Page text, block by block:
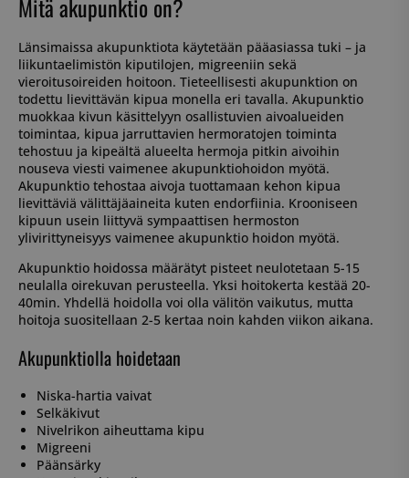
Mitä akupunktio on?
Länsimaissa akupunktiota käytetään pääasiassa tuki – ja
liikuntaelimistön kiputilojen, migreeniin sekä
vieroitusoireiden hoitoon. Tieteellisesti akupunktion on
todettu lievittävän kipua monella eri tavalla. Akupunktio
muokkaa kivun käsittelyyn osallistuvien aivoalueiden
toimintaa, kipua jarruttavien hermoratojen toiminta
tehostuu ja kipeältä alueelta hermoja pitkin aivoihin
nouseva viesti vaimenee akupunktiohoidon myötä.
Akupunktio tehostaa aivoja tuottamaan kehon kipua
lievittäviä välittäjäaineita kuten endorfiinia. Krooniseen
kipuun usein liittyvä sympaattisen hermoston
ylivirittyneisyys vaimenee akupunktio hoidon myötä.
Akupunktio hoidossa määrätyt pisteet neulotetaan 5-15
neulalla oirekuvan perusteella. Yksi hoitokerta kestää 20-
40min. Yhdellä hoidolla voi olla välitön vaikutus, mutta
hoitoja suositellaan 2-5 kertaa noin kahden viikon aikana.
Akupunktiolla hoidetaan
Niska-hartia vaivat
Selkäkivut
Nivelrikon aiheuttama kipu
Migreeni
Päänsärky